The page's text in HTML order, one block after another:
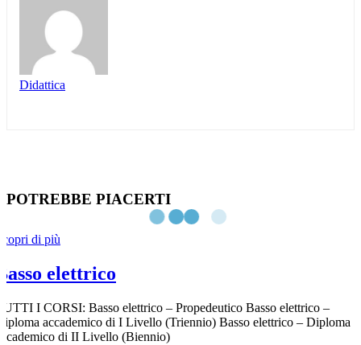
Didattica
POTREBBE PIACERTI
di più
elettrico
I CORSI: Basso elettrico – Propedeutico Basso elettrico –
accademico di I Livello (Triennio) Basso elettrico – Diploma
di II Livello (Biennio)